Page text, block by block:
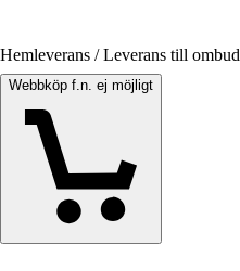
Hemleverans / Leverans till ombud
Webbköp f.n. ej möjligt